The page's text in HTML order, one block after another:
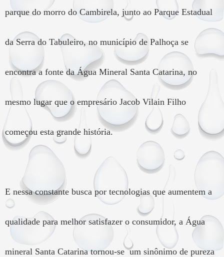
parque do morro do Cambirela, junto ao Parque Estadual
da Serra do Tabuleiro, no município de Palhoça se
encontra a fonte da Água Mineral Santa Catarina, no
mesmo lugar que o empresário Jacob Vilain Filho
começou esta grande história.
E nessa constante busca por tecnologias que aumentem a
qualidade para melhor satisfazer o consumidor, a Água
mineral Santa Catarina tornou-se um sinônimo de pureza